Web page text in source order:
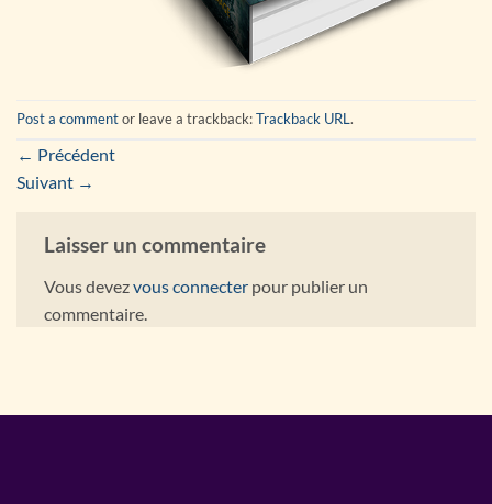
Post a commentor leave a trackback:Trackback URL.
← Précédent
Suivant →
Laisser un commentaire
Vous devezvous connecter pour publier un
commentaire.